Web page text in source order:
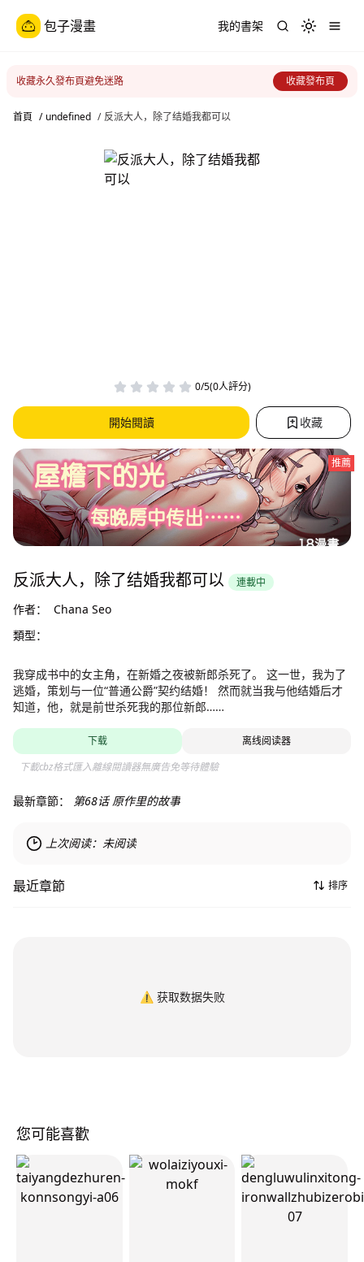
包子漫畫 我的書架 Toggle
收藏永久發布頁避免迷路 收藏發布頁
首頁 / undefined / 反派大人，除了结婚我都可以
0/5(0人評分)
開始閱讀 收藏
推薦
反派大人，除了结婚我都可以 連載中
作者：
Chana Seo
類型：
我穿成书中的女主角，在新婚之夜被新郎杀死了。 这一世，我为了
逃婚，策划与一位“普通公爵”契约结婚！ 然而就当我与他结婚后才
知道，他，就是前世杀死我的那位新郎……
下载
离线阅读器
下載cbz格式匯入離線閱讀器無廣告免等待體驗
最新章節： 第68话 原作里的故事
上次阅读： 未阅读
最近章節 排序
⚠️ 获取数据失败
您可能喜歡